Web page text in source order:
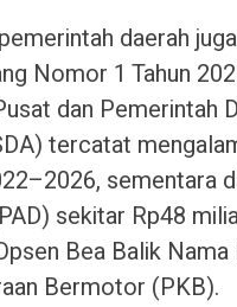
daerah
Nomor 1 Tahun
dan Pemerintah
tercatat
sementara
sekitar Rp48
Bea Balik
Bermotor (PKB).